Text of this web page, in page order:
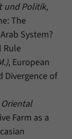
und Politik,
The
System?
Rule
, European
Divergence of
Farm as a